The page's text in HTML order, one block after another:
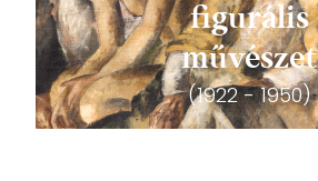
figurális
művészet
(1922 - 1950)